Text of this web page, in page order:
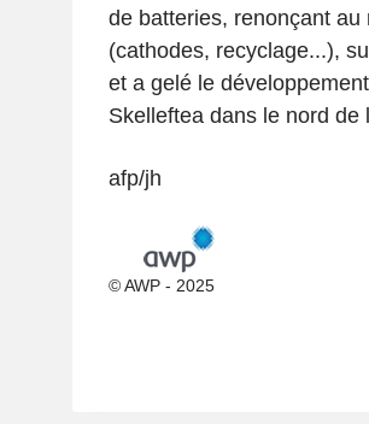
de batteries, renonçant
(cathodes, recyclage...),
et a gelé le
Skelleftea dans le nord de
afp/jh
© AWP - 2025